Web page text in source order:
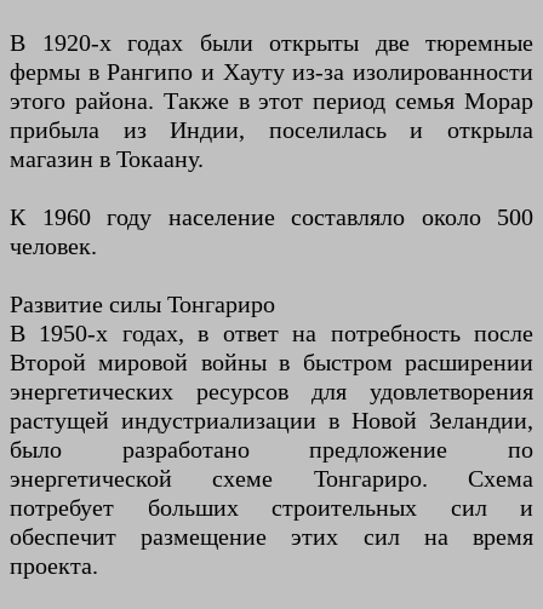
В 1920-х годах были открыты две тюремные
фермы в Рангипо и Хауту из-за изолированности
этого района. Также в этот период семья Морар
прибыла из Индии, поселилась и открыла
магазин в Токаану.
К 1960 году население составляло около 500
человек.
Развитие силы Тонгариро
В 1950-х годах, в ответ на потребность после
Второй мировой войны в быстром расширении
энергетических ресурсов для удовлетворения
растущей индустриализации в Новой Зеландии,
было разработано предложение по
энергетической схеме Тонгариро. Схема
потребует больших строительных сил и
обеспечит размещение этих сил на время
проекта.